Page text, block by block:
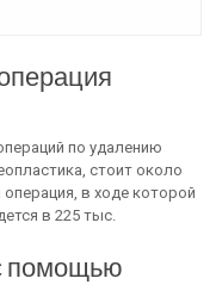
по удалению
стоит около
в ходе которой
в 225 тыс.
помощью